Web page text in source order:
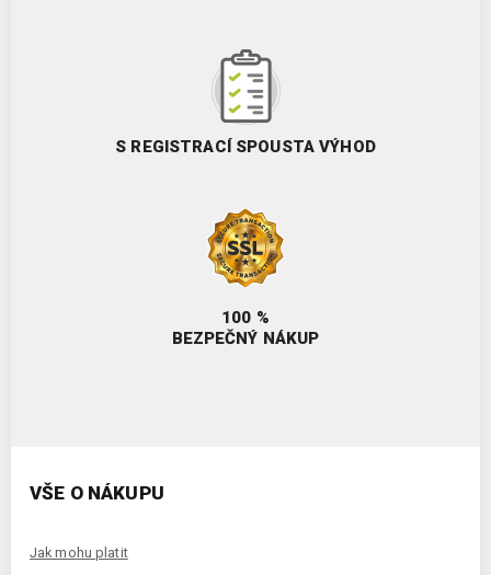
S REGISTRACÍ SPOUSTA VÝHOD
100 %
BEZPEČNÝ NÁKUP
VŠE O NÁKUPU
Jak mohu platit